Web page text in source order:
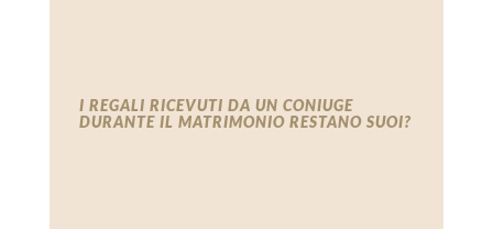
I REGALI RICEVUTI DA UN CONIUGE
DURANTE IL MATRIMONIO RESTANO SUOI?